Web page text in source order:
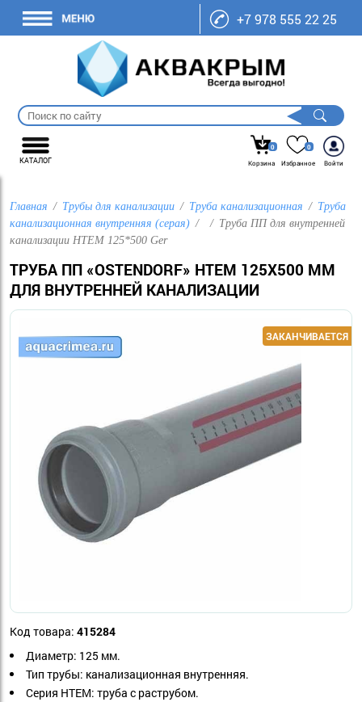
+7 978 555 22 25
КАТАЛОГ
0
Корзина
0
Избранное
Войти
Главная Трубы для канализации Труба канализационная
Труба
канализационная внутренняя (серая)
Труба ПП для внутренней
канализации HTEM 125*500 Ger
ТРУБА ПП «OSTENDORF» HTEM 125Х500 ММ
ДЛЯ ВНУТРЕННЕЙ КАНАЛИЗАЦИИ
Код товара: 415284
Диаметр: 125 мм.
Тип трубы: канализационная внутренняя.
Серия HTEM: труба с раструбом.